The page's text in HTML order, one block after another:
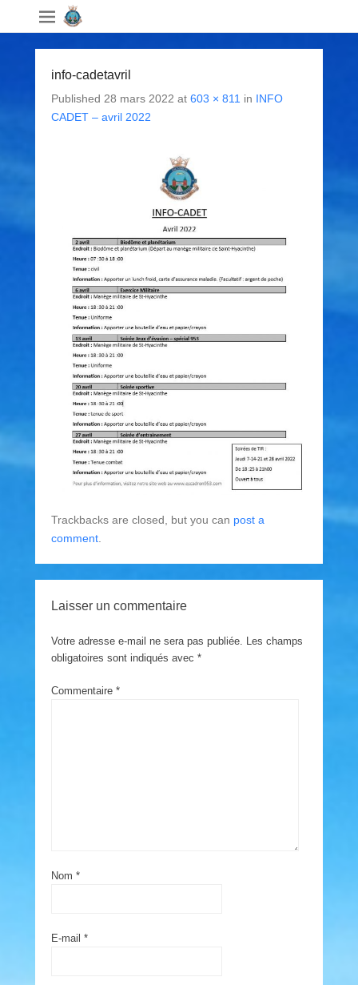
info-cadetavril
Published 28 mars 2022 at 603 × 811 in INFO
CADET – avril 2022
Trackbacks are closed, but you can post a
comment.
Laisser un commentaire
Votre adresse e-mail ne sera pas publiée. Les champs
obligatoires sont indiqués avec *
Commentaire *
Nom *
E-mail *